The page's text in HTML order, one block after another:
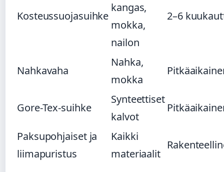
Kosteussuojasuihke
kangas,
mokka,
nailon
2–6
Nahkavaha
Nahka,
mokka
Gore-Tex-suihke
Synteettiset
kalvot
Paksupohjaiset ja
liimapuristus
Kaikki
materiaalit